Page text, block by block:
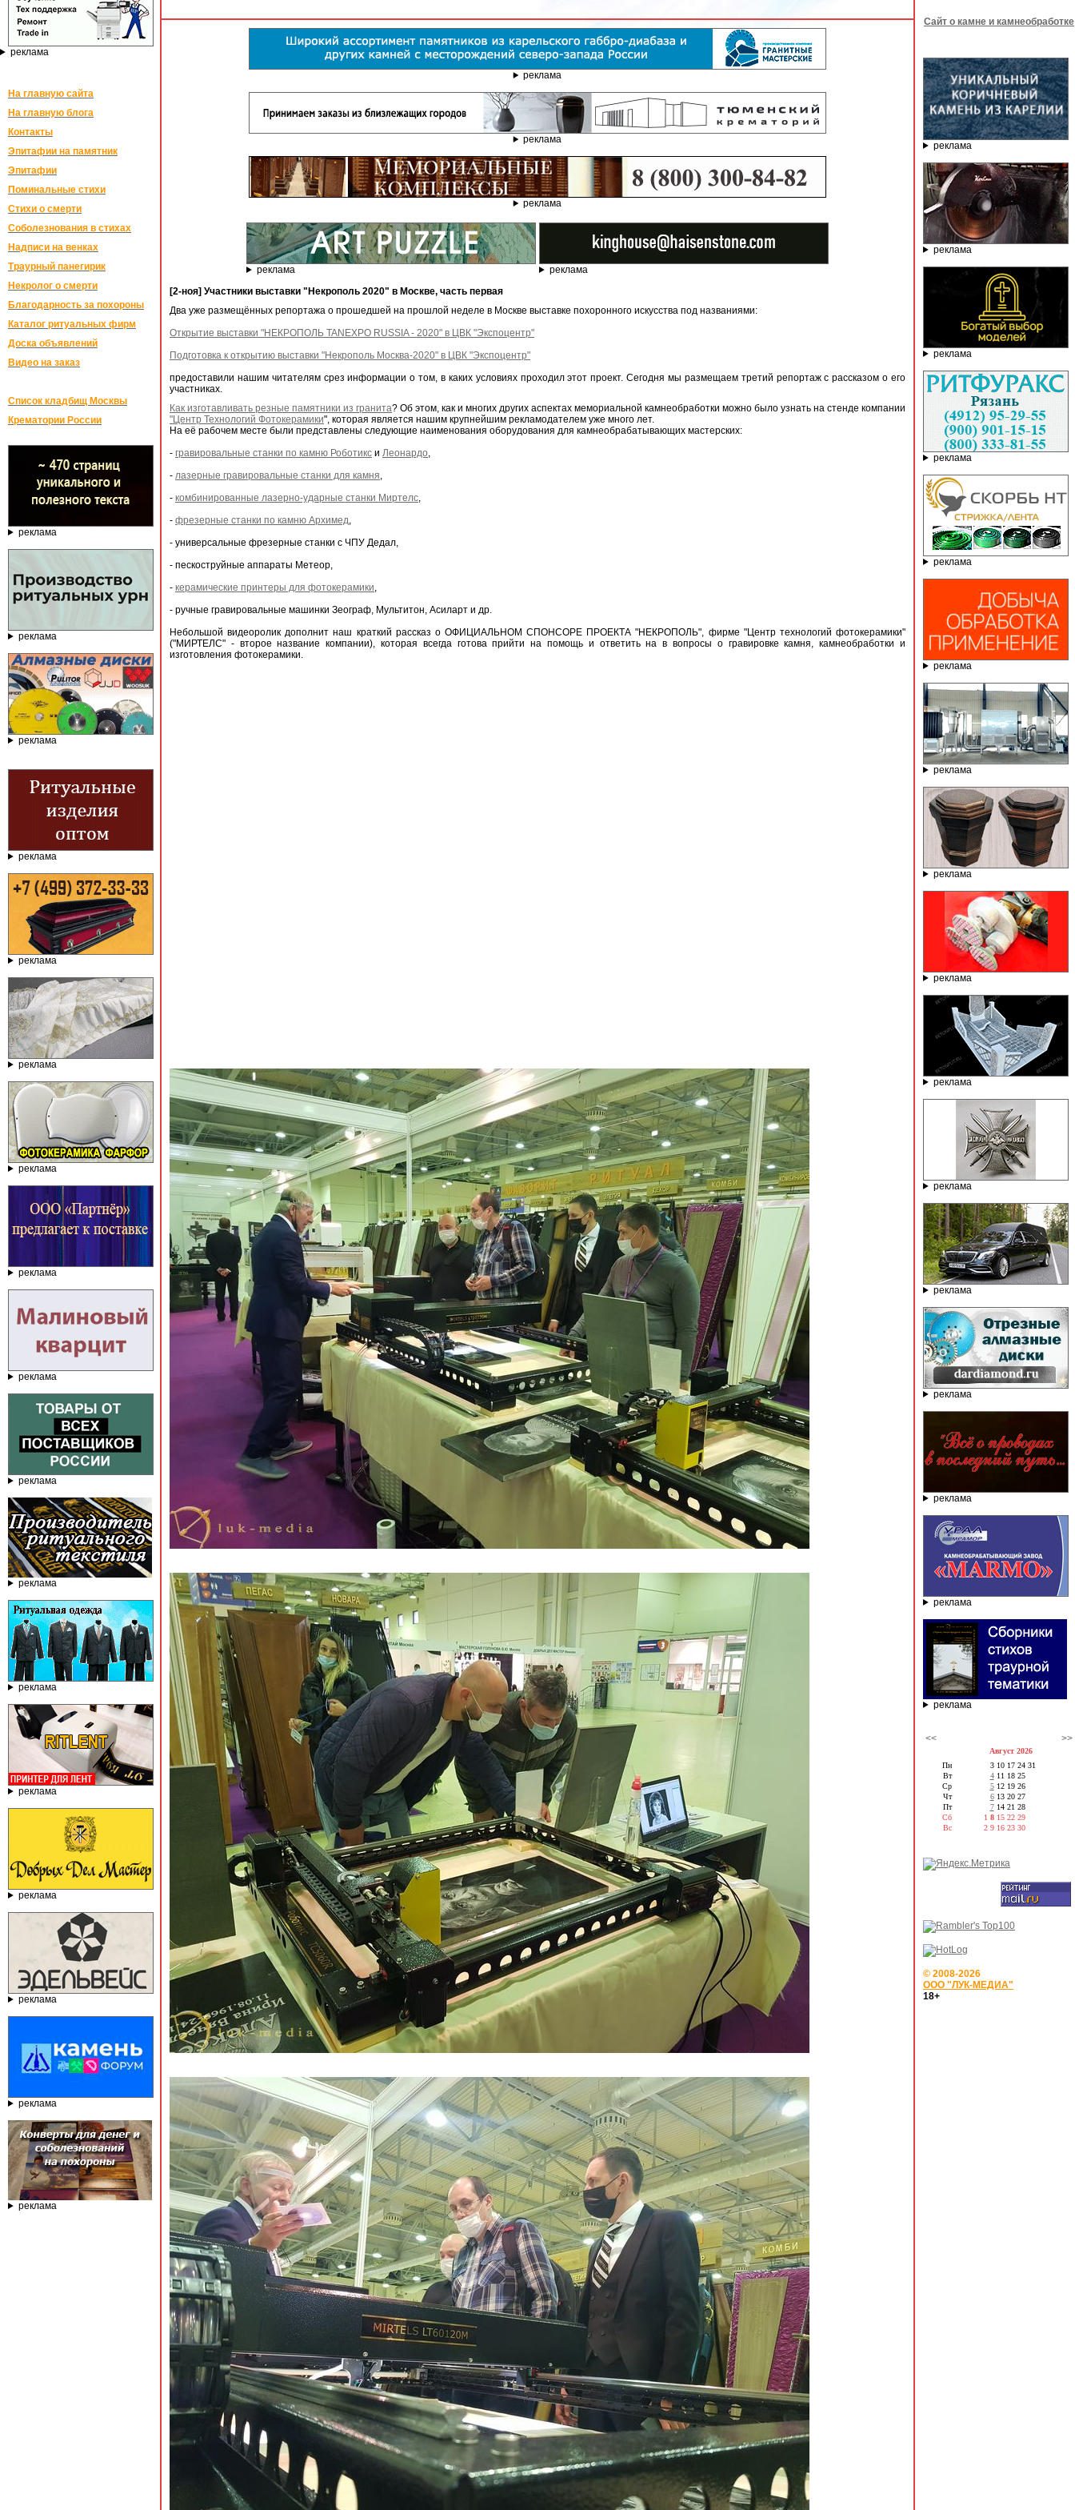
реклама
На главную сайта
На главную блога
Контакты
Эпитафии на памятник
Эпитафии
Поминальные стихи
Стихи о смерти
Соболезнования в стихах
Надписи на венках
Траурный панегирик
Некролог о смерти
Благодарность за похороны
Каталог ритуальных фирм
Доска объявлений
Видео на заказ
Список кладбищ Москвы
Крематории России
реклама
реклама
реклама
реклама
реклама
реклама
реклама
реклама
реклама
реклама
реклама
реклама
реклама
реклама
реклама
реклама
реклама
реклама
реклама
реклама
реклама
реклама
[2-ноя] Участники выставки "Некрополь 2020" в Москве, часть первая
Два уже размещённых репортажа о прошедшей на прошлой неделе в Москве выставке похоронного искусства под названиями:
Открытие выставки "НЕКРОПОЛЬ TANEXPO RUSSIA - 2020" в ЦВК "Экспоцентр"
Подготовка к открытию выставки "Некрополь Москва-2020" в ЦВК "Экспоцентр"
предоставили нашим читателям срез информации о том, в каких условиях проходил этот проект. Сегодня мы размещаем третий репортаж с рассказом о его
участниках.
Как изготавливать резные памятники из гранита? Об этом, как и многих других аспектах мемориальной камнеобработки можно было узнать на стенде компании
"Центр Технологий Фотокерамики", которая является нашим крупнейшим рекламодателем уже много лет.
На её рабочем месте были представлены следующие наименования оборудования для камнеобрабатывающих мастерских:
- гравировальные станки по камню Роботикс и Леонардо,
- лазерные гравировальные станки для камня,
- комбинированные лазерно-ударные станки Миртелс,
- фрезерные станки по камню Архимед,
- универсальные фрезерные станки с ЧПУ Дедал,
- пескоструйные аппараты Метеор,
- керамические принтеры для фотокерамики,
- ручные гравировальные машинки Зеограф, Мультитон, Асиларт и др.
Небольшой видеоролик дополнит наш краткий рассказ о ОФИЦИАЛЬНОМ СПОНСОРЕ ПРОЕКТА "НЕКРОПОЛЬ", фирме "Центр технологий фотокерамики"
("МИРТЕЛС" - второе название компании), которая всегда готова прийти на помощь и ответить на в вопросы о гравировке камня, камнеобработки и
изготовления фотокерамики.
Сайт о камне и камнеобработке
реклама
реклама
реклама
реклама
реклама
реклама
реклама
реклама
реклама
реклама
реклама
реклама
реклама
реклама
реклама
реклама
<< >>
Август 2026
Пн
Вт
Ср
Чт
Пт
Сб
Вс
3 10 17 24 31
4 11 18 25
5 12 19 26
6 13 20 27
7 14 21 28
1 8 15 22 29
2 9 16 23 30
© 2008-2026
ООО "ЛУК-МЕДИА"
18+